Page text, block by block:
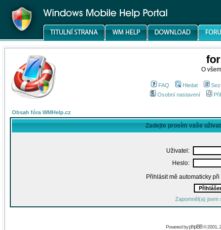
O
FAQ Hledat
Osobní nastavení
Obsah fóra WMHelp.cz
Zadejte prosím vaše
Uživatel:
Heslo:
Přihlásit mě automaticky
Zapomněl(a) jsem
Powered byphpBB© 2001,